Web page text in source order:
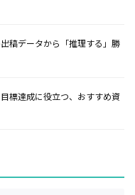
稿データから「推理する」勝
標達成に役立つ、おすすめ資